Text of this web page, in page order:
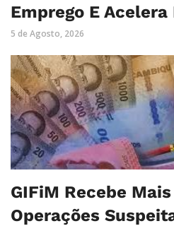
Emprego E
5 de Agosto, 2026
GIFiM Recebe
Operações